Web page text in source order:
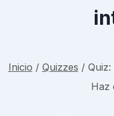
Inicio / Quizzes /
Haz